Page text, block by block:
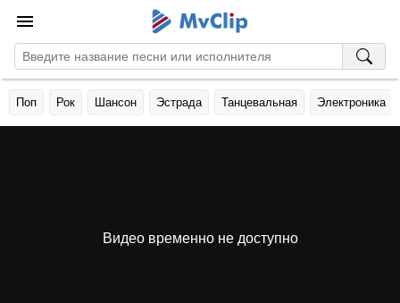
Поп Рок Шансон Эстрада Танцевальная Электроника
Видео временно не доступно